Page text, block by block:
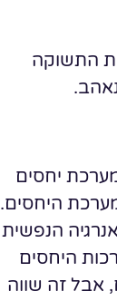
התשוקה
יחסים
היחסים.
הנפשית
היחסים
אבל זה שווה